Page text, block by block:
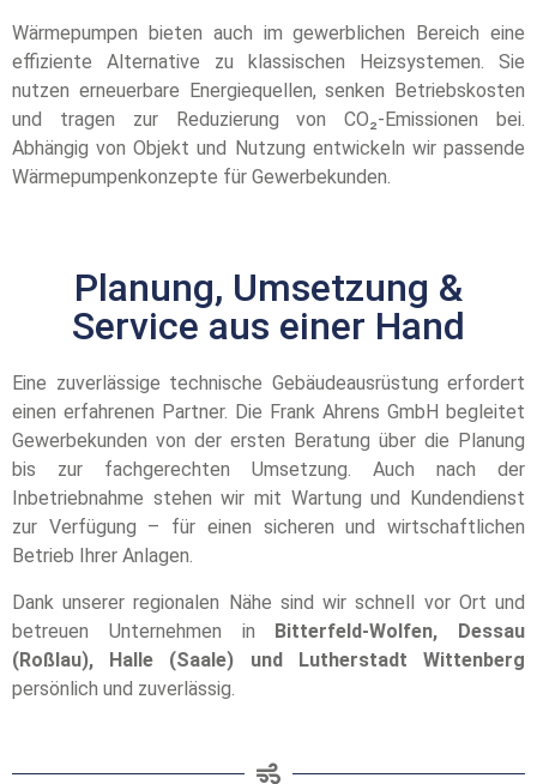
Wärmepumpen bieten auch im gewerblichen Bereich eine
effiziente Alternative zu klassischen Heizsystemen. Sie
nutzen erneuerbare Energiequellen, senken Betriebskosten
und tragen zur Reduzierung von CO₂-Emissionen bei.
Abhängig von Objekt und Nutzung entwickeln wir passende
Wärmepumpenkonzepte für Gewerbekunden.
Planung, Umsetzung &
Service aus einer Hand
Eine zuverlässige technische Gebäudeausrüstung erfordert
einen erfahrenen Partner. Die Frank Ahrens GmbH begleitet
Gewerbekunden von der ersten Beratung über die Planung
bis zur fachgerechten Umsetzung. Auch nach der
Inbetriebnahme stehen wir mit Wartung und Kundendienst
zur Verfügung – für einen sicheren und wirtschaftlichen
Betrieb Ihrer Anlagen.
Dank unserer regionalen Nähe sind wir schnell vor Ort und
betreuen Unternehmen in Bitterfeld-Wolfen, Dessau
(Roßlau), Halle (Saale) und Lutherstadt Wittenberg
persönlich und zuverlässig.